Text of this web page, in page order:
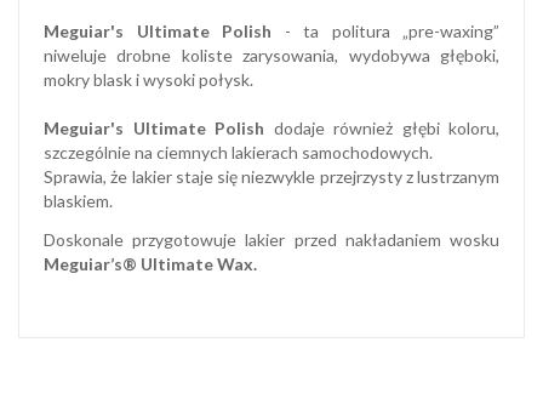
Meguiar's Ultimate Polish - ta politura „pre-waxing”
niweluje drobne koliste zarysowania, wydobywa głęboki,
mokry blask i wysoki połysk.
Meguiar's Ultimate Polish dodaje również głębi koloru,
szczególnie na ciemnych lakierach samochodowych.
Sprawia, że lakier staje się niezwykle przejrzysty z lustrzanym
blaskiem.
Doskonale przygotowuje lakier przed nakładaniem wosku
Meguiar’s® Ultimate Wax.